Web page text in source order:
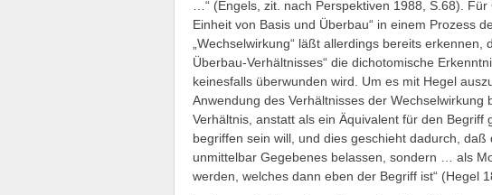
…“ (Engels, zit. nach Perspektiven 1988, S.68).
Einheit von Basis und Überbau“ in einem Prozess
„Wechselwirkung“ läßt allerdings bereits
Überbau-Verhältnisses“ die dichotomische
keinesfalls überwunden wird. Um es mit Hegel
Anwendung des Verhältnisses der
Verhältnis, anstatt als ein Äquivalent für den
begriffen sein will, und dies geschieht dadurch,
unmittelbar Gegebenes belassen, sondern … als
werden, welches dann eben der Begriff ist“ (Hegel